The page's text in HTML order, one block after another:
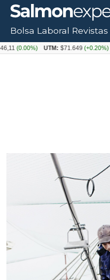
Bolsa Laboral Revistas
UTM: $71.649(+0.20%) Dólar: